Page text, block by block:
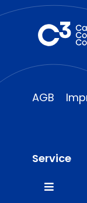
AGB
Service
Toggle